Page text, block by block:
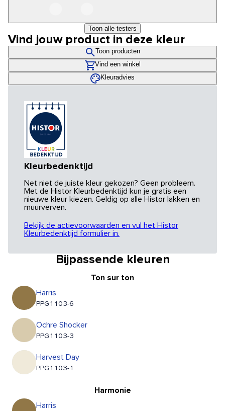
Toon alle testers
Vind jouw product in deze kleur
Toon producten
Vind een winkel
Kleuradvies
Kleurbedenktijd
Net niet de juiste kleur gekozen? Geen probleem.
Met de Histor Kleurbedenktijd kun je gratis een
nieuwe kleur kiezen. Geldig op alle Histor lakken en
muurverven.
Bekijk de actievoorwaarden en vul het Histor
Kleurbedenktijd formulier in.
Bijpassende kleuren
Ton sur ton
Harris
PPG1103-6
Ochre Shocker
PPG1103-3
Harvest Day
PPG1103-1
Harmonie
Harris